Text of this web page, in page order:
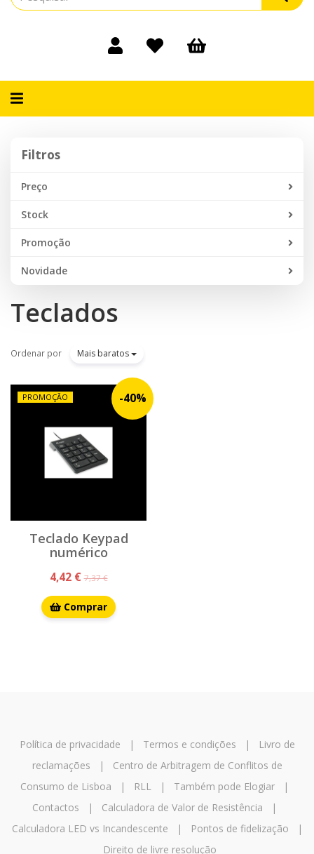
Alternar
Filtros
Preço
Stock
Promoção
Novidade
Teclados
Ordenar por Mais baratos
-40%
PROMOÇÃO
Teclado Keypad
numérico
4,42 €7,37 €
Comprar
Política de privacidade | Termos e condições |
Livro de
reclamações | Centro de Arbitragem de Conflitos de
Consumo de Lisboa | RLL| Também pode Elogiar|
Contactos | Calculadora de Valor de Resistência |
Calculadora LED vs Incandescente | Pontos de fidelização |
Direito de livre resolução